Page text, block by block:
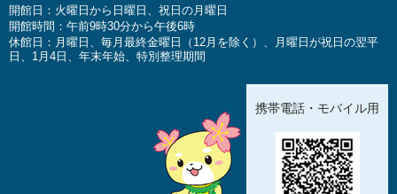
開館日：火曜日から日曜日、祝日の月曜日
開館時間：午前9時30分から午後6時
休館日：月曜日、毎月最終金曜日（12月を除く）、月曜日が祝日の翌平
日、1月4日、年末年始、特別整理期間
携帯電話・モバイル用